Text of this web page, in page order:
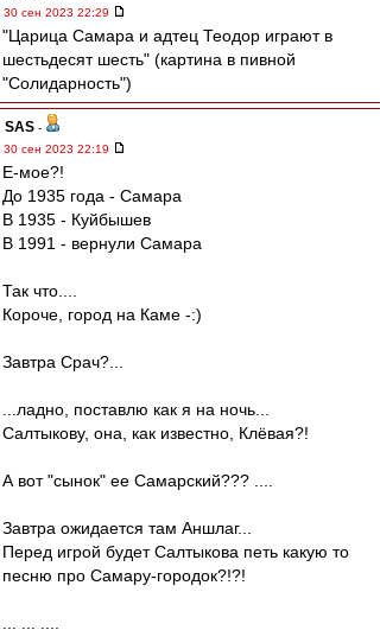
30 сен 2023 22:29
"Царица Самара и адтец Теодор играют в
шестьдесят шесть" (картина в пивной
"Солидарность")
SAS -
30 сен 2023 22:19
Е-мое?!
До 1935 года - Самара
В 1935 - Куйбышев
В 1991 - вернули Самара
Так что....
Короче, город на Каме -:)
Завтра Срач?...
...ладно, поставлю как я на ночь...
Салтыкову, она, как известно, Клёвая?!
А вот "сынок" ее Самарский??? ....
Завтра ожидается там Аншлаг...
Перед игрой будет Салтыкова петь какую то
песню про Самару-городок?!?!